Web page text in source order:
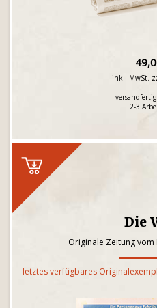
inkl. MwSt.
2-3
Die
Originale Zeitung vom
letztes verfügbares